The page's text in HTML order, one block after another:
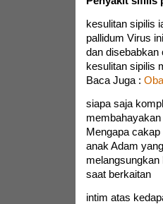
kesulitan sipilis
pallidum Virus
dan disebabkan
kesulitan sipilis
Baca Juga :
siapa saja
Mengapa
anak Adam
saat berkaitan
intim atas